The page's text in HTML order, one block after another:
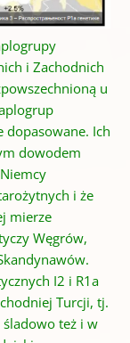
i Zachodnich
u
dopasowane. Ich
dowodem
i że
mierze
Węgrów,
I2 i R1a
Turcji, tj.
też i w